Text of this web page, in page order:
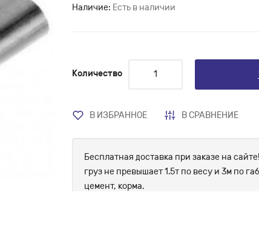
Наличие: Есть в наличии
Количество
В ИЗБРАННОЕ В СРАВНЕНИЕ
Бесплатная доставка при заказе на
груз не превышает 1.5т по весу и 3м по
цемент, корма.